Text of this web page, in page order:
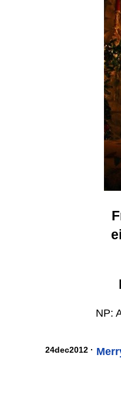
NP:
24dec2012 ·